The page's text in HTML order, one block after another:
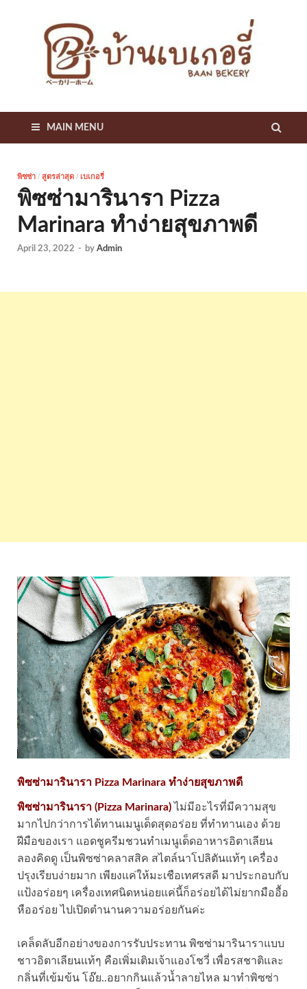
ลับ
MAIN MENU
พิซซ่า / สูตรล่าสุด / เบเกอรี่
พิซซ่ามารินารา Pizza
Marinara ทำง่ายสุขภาพดี
April 23, 2022 - by Admin
พิซซ่ามารินารา Pizza Marinara ทำง่ายสุขภาพดี
พิซซ่ามารินารา (Pizza Marinara) ไม่มีอะไรที่มีความสุข
มากไปกว่าการได้ทานเมนูเด็ดสุดอร่อย ที่ทำทานเอง ด้วย
ฝีมือของเรา แอดชูครีมชวนทำเมนูเด็ดอาหารอิตาเลียน
ลองคิดดู เป็นพิซซ่าคลาสสิค สไตล์นาโปลิตันแท้ๆ เครื่อง
ปรุงเรียบง่ายมาก เพียงแค่ให้มะเชือเทศรสดี มาประกอบกับ
แป้งอร่อยๆ เครื่องเทศนิดหน่อยแค่นี้ก็อร่อยได้ไม่ยากมืออื้อ
หืออร่อย ไปเปิดตำนานความอร่อยกันค่ะ
เคล็ดลับอีกอย่างของการรับประทาน พิซซ่ามารินาราแบบ
ชาวอิตาเลียนแท้ๆ คือเพิ่มเติมเจ้าแองโชวี่ เพื่อรสชาติและ
กลิ่นที่เข้มข้น โอ๊ย..อยากกินแล้วน้ำลายไหล มาทำพิซซ่า